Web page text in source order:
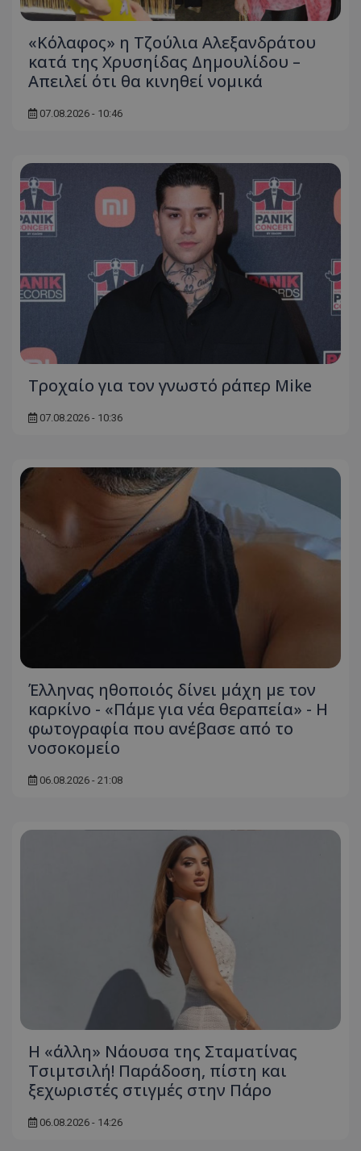
«Κόλαφος» η Τζούλια Αλεξανδράτου
κατά της Χρυσηίδας Δημουλίδου –
Απειλεί ότι θα κινηθεί νομικά
07.08.2026 - 10:46
Τροχαίο για τον γνωστό ράπερ Mike
07.08.2026 - 10:36
Έλληνας ηθοποιός δίνει μάχη με τον
καρκίνο - «Πάμε για νέα θεραπεία» - Η
φωτογραφία που ανέβασε από το
νοσοκομείο
06.08.2026 - 21:08
Η «άλλη» Νάουσα της Σταματίνας
Τσιμτσιλή! Παράδοση, πίστη και
ξεχωριστές στιγμές στην Πάρο
06.08.2026 - 14:26